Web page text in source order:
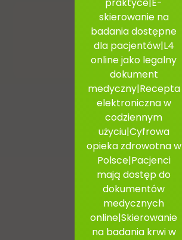
skierowanie na
badania dostępne
dla pacjentów|L4
online jako legalny
dokument
medyczny|Recepta
elektroniczna w
codziennym
użyciu|Cyfrowa
opieka zdrowotna w
Polsce|Pacjenci
mają dostęp do
dokumentów
medycznych
online|Skierowanie
na badania krwi w